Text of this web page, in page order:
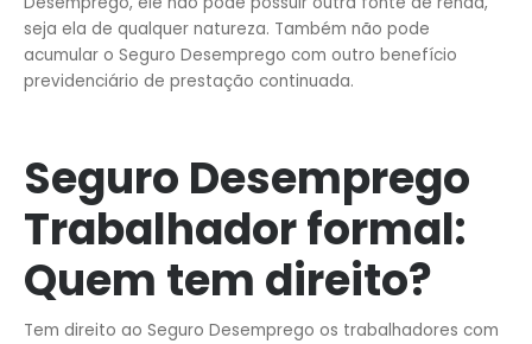
seja ela de qualquer natureza. Também não pode
acumular o Seguro Desemprego com outro benefício
previdenciário de prestação continuada.
Seguro Desemprego
Trabalhador formal:
Quem tem direito?
Tem direito ao Seguro Desemprego os trabalhadores com